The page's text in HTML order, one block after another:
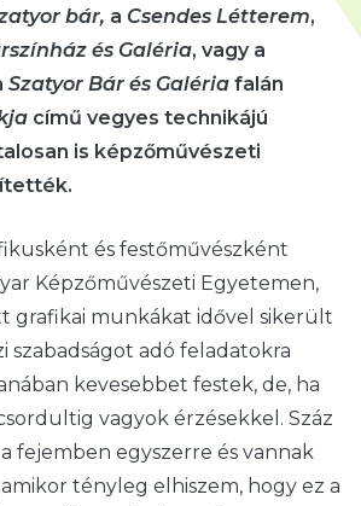
bár, a Csendes Létterem,
és Galéria, vagy a
Szatyor Bár és Galéria falán
című vegyes technikájú
is képzőművészeti
és festőművészként
Képzőművészeti Egyetemen,
grafikai munkákat idővel sikerült
szabadságot adó feladatokra
kevesebbet festek, de, ha
vagyok érzésekkel. Száz
fejemben egyszerre és vannak
tényleg elhiszem, hogy ez a